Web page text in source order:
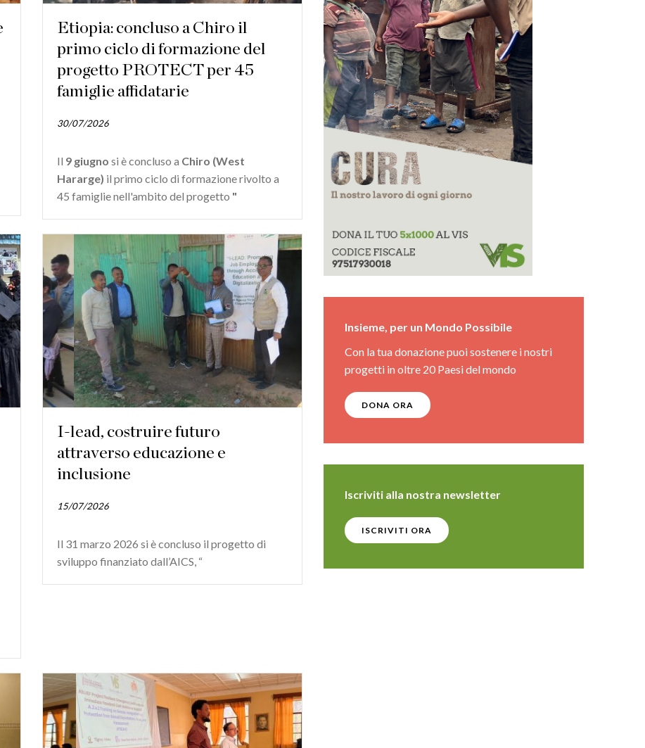
Etiopia: concluso a Chiro il
primo ciclo di formazione del
progetto PROTECT per 45
famiglie affidatarie
30/07/2026
Il 9 giugno si è concluso a Chiro (West
Hararge) il primo ciclo di formazione rivolto a
45 famiglie nell'ambito del progetto "
I-lead, costruire futuro
attraverso educazione e
inclusione
15/07/2026
Il 31 marzo 2026 si è concluso il progetto di
sviluppo finanziato dall’AICS, “
Insieme, per un Mondo Possibile
Con la tua donazione puoi sostenere i nostri
progetti in oltre 20 Paesi del mondo
DONA ORA
Iscriviti alla nostra newsletter
ISCRIVITI ORA